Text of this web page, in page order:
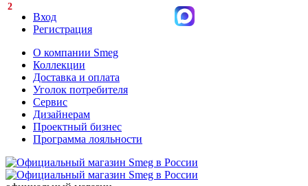
Вход
Регистрация
О компании Smeg
Коллекции
Доставка и оплата
Уголок потребителя
Сервис
Дизайнерам
Проектный бизнес
Программа лояльности
2